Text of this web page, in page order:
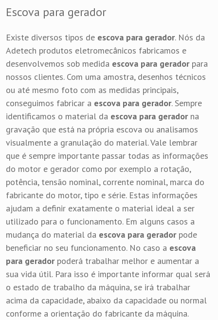
Escova para gerador
Existe diversos tipos de escova para gerador. Nós da
Adetech produtos eletromecânicos fabricamos e
desenvolvemos sob medida escova para geradorpara
nossos clientes. Com uma amostra, desenhos técnicos
ou até mesmo foto com as medidas principais,
conseguimos fabricar a escova para gerador. Sempre
identificamos o material da escova para geradorna
gravação que está na própria escova ou analisamos
visualmente a granulação do material. Vale lembrar
que é sempre importante passar todas as informações
do motor e gerador como por exemplo a rotação,
potência, tensão nominal, corrente nominal, marca do
fabricante do motor, tipo e série. Estas informações
ajudam a definir exatamente o material ideal a ser
utilizado para o funcionamento. Em alguns casos a
mudança do material da escova para geradorpode
beneficiar no seu funcionamento. No caso a escova
para geradorpoderá trabalhar melhor e aumentar a
sua vida útil. Para isso é importante informar qual será
o estado de trabalho da máquina, se irá trabalhar
acima da capacidade, abaixo da capacidade ou normal
conforme a orientação do fabricante da máquina.